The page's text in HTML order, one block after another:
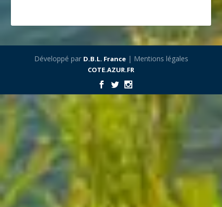
Développé par D.B.L. France| Mentions légales
COTE.AZUR.FR